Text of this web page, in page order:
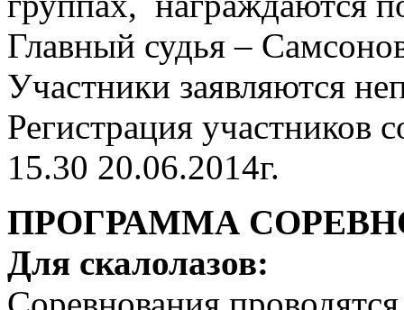
Главный судья –
Участники заявляются
Регистрация участников
15.30 20.06.2014г.
ПРОГРАММА
Для скалолазов: